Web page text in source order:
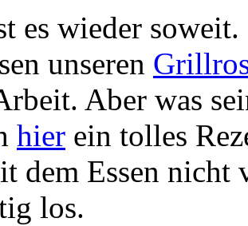
es wieder
unseren
Aber was
hier ein tolles
dem Essen nicht
los.